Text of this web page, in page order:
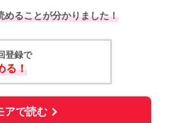
ることが分かりました！
登録で
る！
アで読む